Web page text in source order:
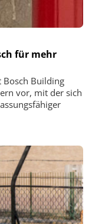
für mehr
Bosch Building
vor, mit der sich